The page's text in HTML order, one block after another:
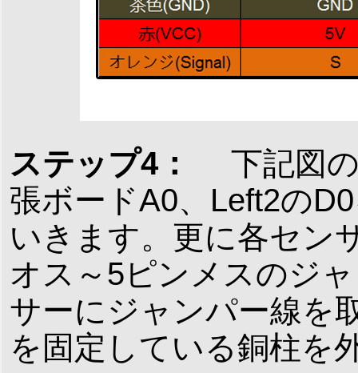
ステップ4：
下記図
張ボードA0、Left2の
いきます。更に各セン
オス～5ピンメスのジ
サーにジャンパー線を
を固定している銅柱を